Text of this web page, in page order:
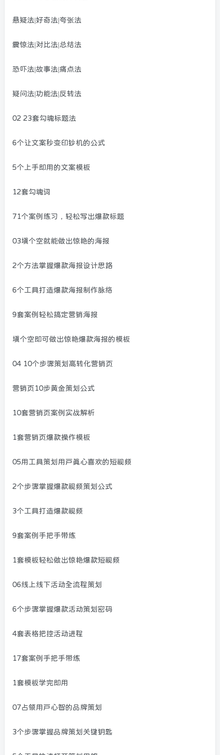
悬疑法|好奇法|夸张法
震惊法|对比法|总结法
恐吓法|故事法|痛点法
疑问法|功能法|反转法
02 23套勾魂标题法
6个让文案秒变印钞机的公式
5个上手即用的文案模板
12套勾魂词
71个案例练习，轻松写出爆款标题
03填个空就能做出惊艳的海报
2个方法掌握爆款海报设计思路
6个工具打造爆款海报制作脉络
9套案例轻松搞定营销海报
填个空即可做出惊艳爆款海报的模板
04 10个步骤策划高转化营销页
营销页10步黄金策划公式
10套营销页案例实战解析
1套营销页爆款操作模板
05用工具策划用户真心喜欢的短视频
2个步骤掌握爆款视频策划公式
3个工具打造爆款视频
9套案例手把手带练
1套模板轻松做出惊艳爆款短视频
06线上线下活动全流程策划
6个步骤掌握爆款活动策划密码
4套表格把控活动进程
17套案例手把手带练
1套模板学完即用
07占领用户心智的品牌策划
3个步骤掌握品牌策划关键钥匙